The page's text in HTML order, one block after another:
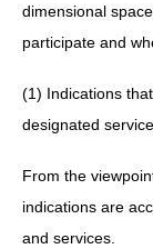
dimensional
participate and
(1) Indications
designated
From the
indications are
and services.